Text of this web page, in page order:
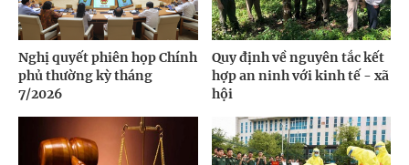
Nghị quyết phiên họp Chính
phủ thường kỳ tháng
7/2026
Quy định về nguyên tắc kết
hợp an ninh với kinh tế - xã
hội